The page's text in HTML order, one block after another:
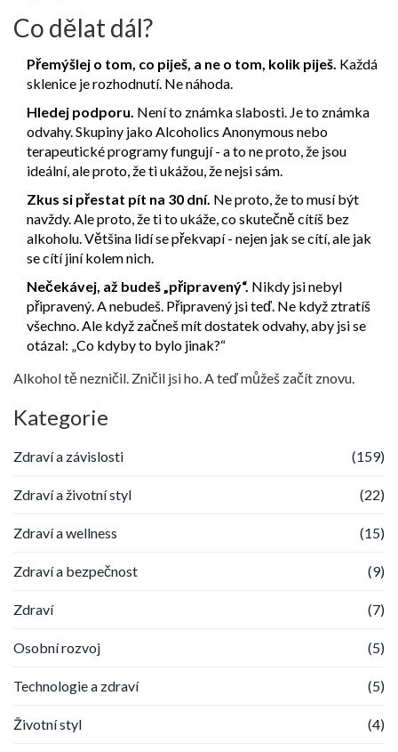
Co dělat dál?
Přemýšlej o tom, co piješ, a ne o tom, kolik piješ. Každá
sklenice je rozhodnutí. Ne náhoda.
Hledej podporu. Není to známka slabosti. Je to známka
odvahy. Skupiny jako Alcoholics Anonymous nebo
terapeutické programy fungují - a to ne proto, že jsou
ideální, ale proto, že ti ukážou, že nejsi sám.
Zkus si přestat pít na 30 dní. Ne proto, že to musí být
navždy. Ale proto, že ti to ukáže, co skutečně cítíš bez
alkoholu. Většina lidí se překvapí - nejen jak se cítí, ale jak
se cítí jiní kolem nich.
Nečekávej, až budeš „připravený“. Nikdy jsi nebyl
připravený. A nebudeš. Připravený jsi teď. Ne když ztratíš
všechno. Ale když začneš mít dostatek odvahy, aby jsi se
otázal: „Co kdyby to bylo jinak?“
Alkohol tě nezničil. Zničil jsi ho. A teď můžeš začít znovu.
Kategorie
Zdraví a závislosti (159)
Zdraví a životní styl (22)
Zdraví a wellness (15)
Zdraví a bezpečnost (9)
Zdraví (7)
Osobní rozvoj (5)
Technologie a zdraví (5)
Životní styl (4)